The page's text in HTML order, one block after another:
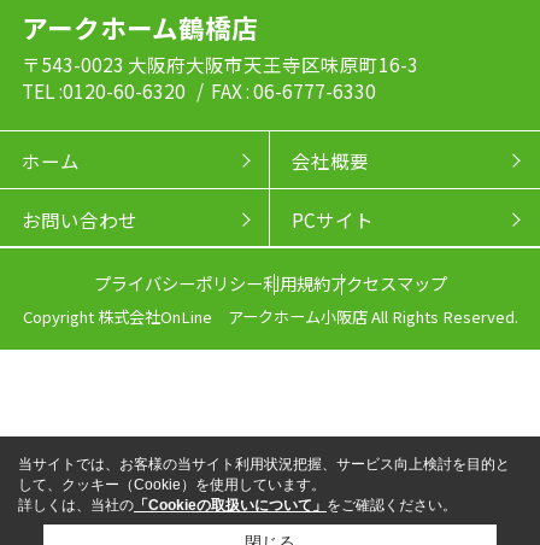
アークホーム鶴橋店
〒543-0023 大阪府大阪市天王寺区味原町16-3
TEL :0120-60-6320 / FAX : 06-6777-6330
ホーム 会社概要
お問い合わせ PCサイト
プライバシーポリシー利用規約アクセスマップ
Copyright 株式会社OnLine アークホーム小阪店 All Rights Reserved.
当サイトでは、お客様の当サイト利用状況把握、サービス向上検討を目的と
して、クッキー（Cookie）を使用しています。
詳しくは、当社の 「Cookieの取扱いについて」 をご確認ください。